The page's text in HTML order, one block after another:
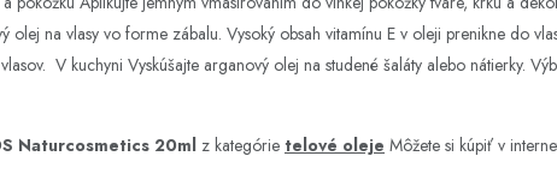
olej na vlasy vo forme zábalu. Vysoký obsah vitamínu E v oleji prenikne do
V kuchyni Vyskúšajte arganový olej na studené šaláty alebo nátierky.
Naturcosmetics 20ml z kategórie telové oleje Môžete si kúpiť v